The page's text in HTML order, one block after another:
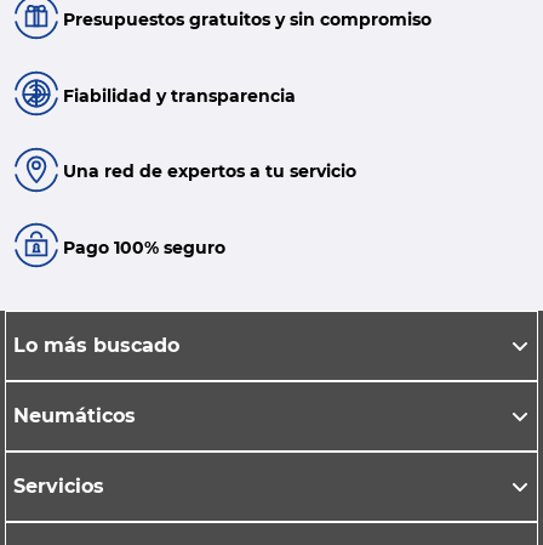
Presupuestos gratuitos y sin compromiso
Fiabilidad y transparencia
Una red de expertos a tu servicio
Pago 100% seguro
Lo más buscado
Neumáticos
Servicios